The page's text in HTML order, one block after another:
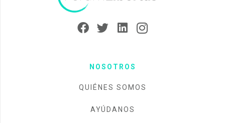
NOSOTROS
QUIÉNES SOMOS
AYÚDANOS